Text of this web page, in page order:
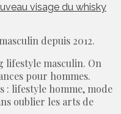
visage du whisky
depuis 2012.
lifestyle masculin. On
pour hommes.
: lifestyle homme, mode
oublier les arts de